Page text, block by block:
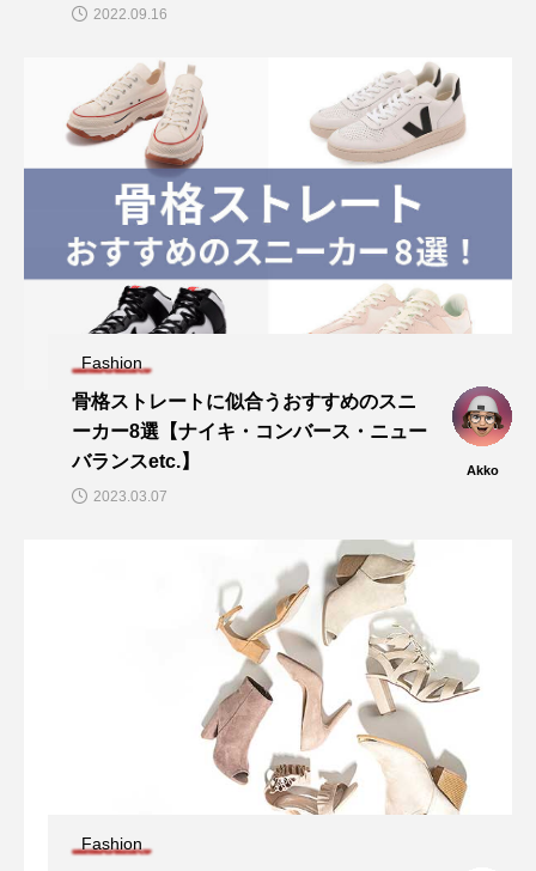
2022.09.16
Fashion
骨格ストレートに似合うおすすめのスニ
ーカー8選【ナイキ・コンバース・ニュー
バランスetc.】
Akko
2023.03.07
Fashion